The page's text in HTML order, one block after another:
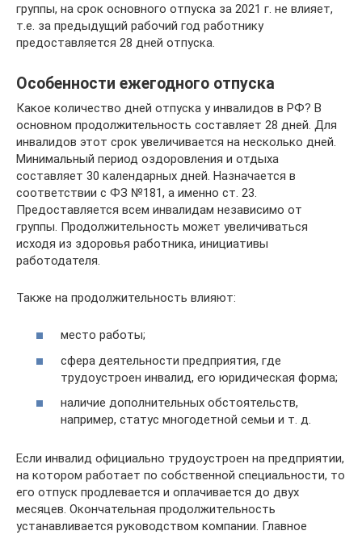
группы, на срок основного отпуска за 2021 г. не влияет,
т.е. за предыдущий рабочий год работнику
предоставляется 28 дней отпуска.
Особенности ежегодного отпуска
Какое количество дней отпуска у инвалидов в РФ? В
основном продолжительность составляет 28 дней. Для
инвалидов этот срок увеличивается на несколько дней.
Минимальный период оздоровления и отдыха
составляет 30 календарных дней. Назначается в
соответствии с ФЗ №181, а именно ст. 23.
Предоставляется всем инвалидам независимо от
группы. Продолжительность может увеличиваться
исходя из здоровья работника, инициативы
работодателя.
Также на продолжительность влияют:
место работы;
сфера деятельности предприятия, где
трудоустроен инвалид, его юридическая форма;
наличие дополнительных обстоятельств,
например, статус многодетной семьи и т. д.
Если инвалид официально трудоустроен на предприятии,
на котором работает по собственной специальности, то
его отпуск продлевается и оплачивается до двух
месяцев. Окончательная продолжительность
устанавливается руководством компании. Главное